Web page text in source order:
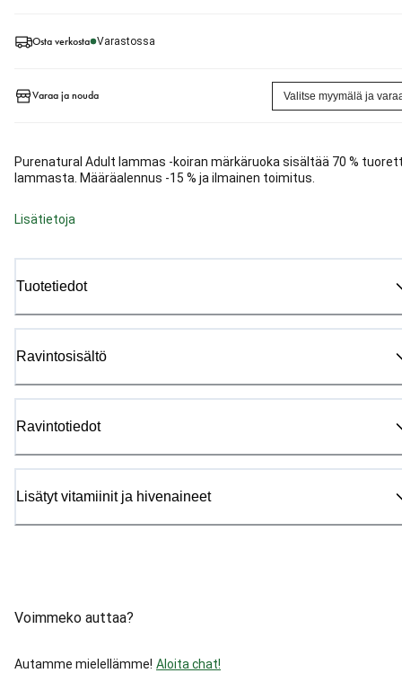
Osta verkosta Varastossa
Varaa ja nouda Valitse myymälä ja
Purenatural Adult lammas -koiran märkäruoka sisältää 70 %
lammasta. Määräalennus -15 % ja ilmainen toimitus.
Lisätietoja
Tuotetiedot
Ravintosisältö
Ravintotiedot
Lisätyt vitamiinit ja hivenaineet
Voimmeko auttaa?
Autamme mielellämme! Aloita chat!